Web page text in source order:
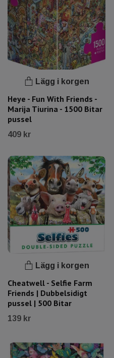
Lägg i korgen
Heye - Fun With Friends -
Marija Tiurina - 1500 Bitar
pussel
409 kr
Lägg i korgen
Cheatwell - Selfie Farm
Friends | Dubbelsidigt
pussel | 500 Bitar
139 kr